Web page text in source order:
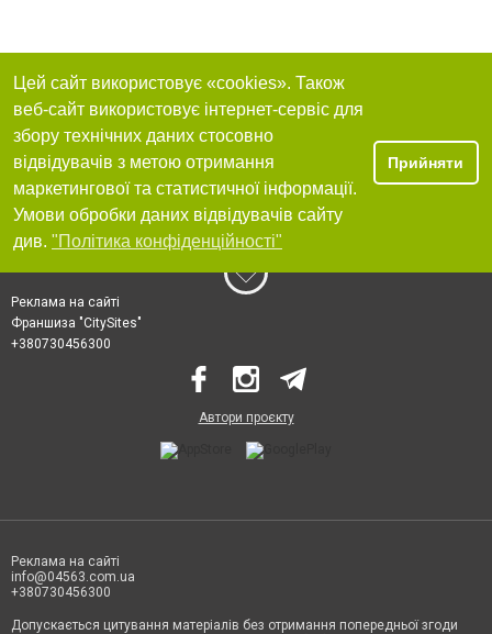
Цей сайт використовує «cookies». Також
веб-сайт використовує інтернет-сервіс для
збору технічних даних стосовно
відвідувачів з метою отримання
маркетингової та статистичної інформації.
Умови обробки даних відвідувачів сайту
див. "Політика конфіденційності"
Прийняти
Реклама на сайті
Франшиза "CitySites"
+380730456300
Автори проєкту
Реклама на сайті
info@04563.com.ua
+380730456300
Допускається цитування матеріалів без отримання попередньої згоди